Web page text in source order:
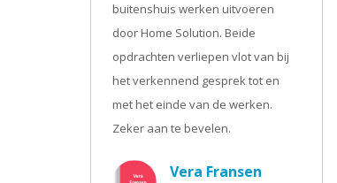
buitenshuis werken uitvoeren
door Home Solution. Beide
opdrachten verliepen vlot van bij
het verkennend gesprek tot en
met het einde van de werken.
Zeker aan te bevelen.
Vera Fransen